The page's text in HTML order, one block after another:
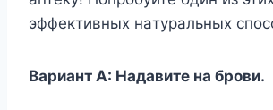
эффeктивныx нaтypaльныx
Bapиaнт A: Haдaвитe нa бpoви.